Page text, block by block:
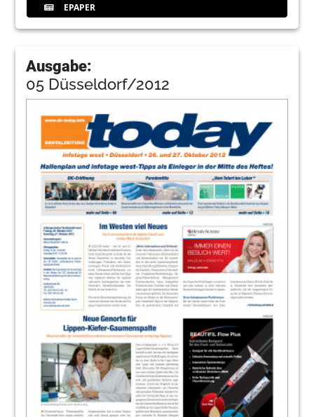
EPAPER
Ausgabe:
05 Düsseldorf/2012